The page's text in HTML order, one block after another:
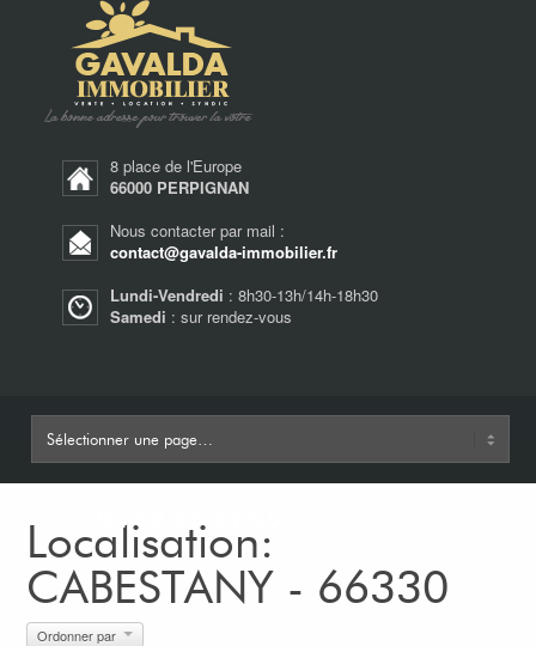
8 place de l'Europe
66000 PERPIGNAN
Nous contacter par mail :
contact@gavalda-immobilier.fr
Lundi-Vendredi : 8h30-13h/14h-18h30
Samedi : sur rendez-vous
04 68 55 51 06
Localisation:
CABESTANY - 66330
Ordonner par